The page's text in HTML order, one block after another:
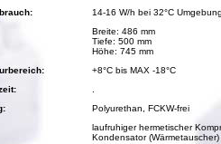
14-16 W/h bei 32°C
Breite: 486 mm
Tiefe: 500 mm
Höhe: 745 mm
+8°C bis MAX -18°C
Polyurethan, FCKW-frei
laufruhiger hermetischer
Kondensator